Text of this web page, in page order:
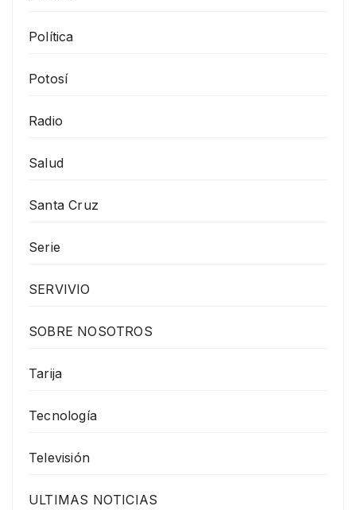
Política
Potosí
Radio
Salud
Santa Cruz
Serie
SERVIVIO
SOBRE NOSOTROS
Tarija
Tecnología
Televisión
ULTIMAS NOTICIAS